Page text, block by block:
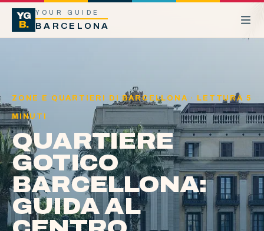
YG
B.
YOUR GUIDE
BARCELONA
ZONE E QUARTIERI DI BARCELLONA · LETTURA 5
MINUTI
QUARTIERE
GOTICO
BARCELLONA:
GUIDA AL